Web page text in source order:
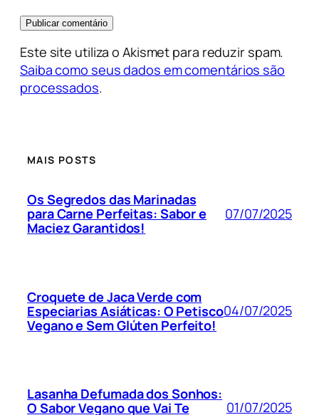
Este site utiliza o Akismet para reduzir spam.
Saiba como seus dados em comentários são
processados.
MAIS POSTS
Os Segredos das Marinadas
para Carne Perfeitas: Sabor e
Maciez Garantidos!
07/07/2025
Croquete de Jaca Verde com
Especiarias Asiáticas: O Petisco
Vegano e Sem Glúten Perfeito!
04/07/2025
Lasanha Defumada dos Sonhos:
O Sabor Vegano que Vai Te
01/07/2025